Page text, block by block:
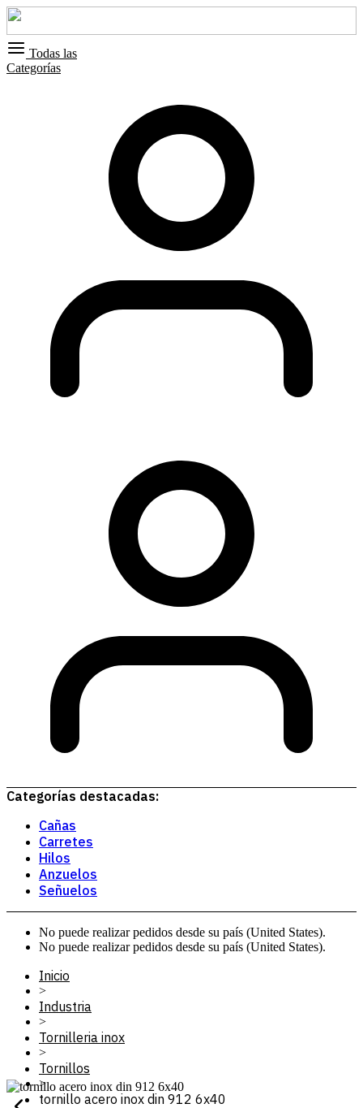
Todas las
Categorías
Categorías destacadas:
Cañas
Carretes
Hilos
Anzuelos
Señuelos
No puede realizar pedidos desde su país (United States).
No puede realizar pedidos desde su país (United States).
Inicio
>
Industria
>
Tornilleria inox
>
Tornillos
>
tornillo acero inox din 912 6x40